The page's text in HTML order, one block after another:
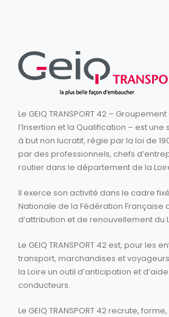
Le GEIQ TRANSPORT 42 –
l’Insertion et la Qualification – est
à but non lucratif, régie par la loi de
par des professionnels, chefs
routier dans le département de la
Il exerce son activité dans le cadre
Nationale de la Fédération Française
d’attribution et de renouvellement du
Le GEIQ TRANSPORT 42 est, pour les
transport, marchandises et
la Loire un outil d’anticipation et
conducteurs.
Le GEIQ TRANSPORT 42 recrute,